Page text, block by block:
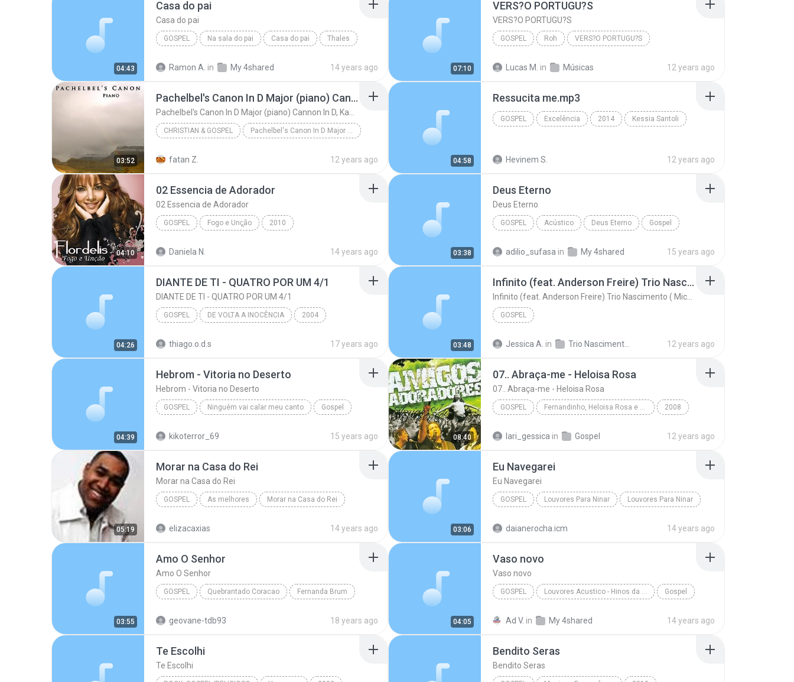
04:43
Casa do pai
Casa do pai
GOSPEL Na sala do pai Casa do pai Thales
Ramon A. in My 4shared 14 years ago 07:10
VERS?O PORTUGU?S
VERS?O PORTUGU?S
GOSPEL Roh VERS?O PORTUGU?S
Lucas M. in Músicas 12 years ago
03:52
Pachelbel's Canon In D Major (piano) Cannon In D, Kanon In
CHRISTIAN & GOSPEL Pachelbel's Canon In D Major (piano)
fatan Z. 12 years ago 04:58
Ressucita me.mp3
GOSPEL Excelência 2014 Kessia Santoli
Hevinem S. 12 years ago
04:10
02 Essencia de Adorador
02 Essencia de Adorador
GOSPEL Fogo e Unç̧ão 2010
Daniela N. 14 years ago 03:38
Deus Eterno
Deus Eterno
GOSPEL Acústico Deus Eterno Gospel
adilio_sufasa in My 4shared 15 years ago
04:26
DIANTE DE TI - QUATRO POR UM 4/1
DIANTE DE TI - QUATRO POR UM 4/1
GOSPEL DE VOLTA A INOCÊNCIA 2004
thiago.o.d.s 17 years ago 03:48
Infinito (feat. Anderson Freire) Trio Nascimento ( Michelle Nascimento, Wilian Nascimento e Gisele
GOSPEL
Jessica A. in 12 years ago
04:39
Hebrom - Vitoria no Deserto
Hebrom - Vitoria no Deserto
GOSPEL Ninguém vai calar meu canto Gospel
kikoterror_69 15 years ago 08:40
07.. Abraça-me - Heloisa Rosa
07.. Abraça-me - Heloisa Rosa
GOSPEL Fernandinho, Heloisa Rosa e Ricardo Robortella 2008
lari_gessica in Gospel 12 years ago
05:19
Morar na Casa do Rei
Morar na Casa do Rei
GOSPEL As melhores Morar na Casa do Rei
elizacaxias 14 years ago 03:06
Eu Navegarei
Eu Navegarei
GOSPEL Louvores Para Ninar Louvores Para Ninar
daianerocha.icm 14 years ago
03:55
Amo O Senhor
Amo O Senhor
GOSPEL Quebrantado Coracao Fernanda Brum
geovane-tdb93 18 years ago 04:05
Vaso novo
Vaso novo
GOSPEL Louvores Acustico - Hinos da harpa Gospel
Ad V. in My 4shared 14 years ago
Te Escolhi
Te Escolhi
Bendito Seras
Bendito Seras